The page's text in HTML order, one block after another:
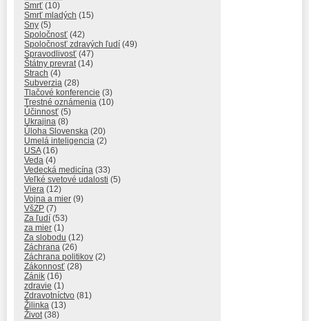
Smrť (10)
Smrť mladých (15)
Sny (5)
Spoločnosť (42)
Spoločnosť zdravých ľudí (49)
Spravodlivosť (47)
Štátny prevrat(14)
Strach (4)
Subverzia (28)
Tlačové konferencie (3)
Trestné oznámenia (10)
Účinnosť (5)
Ukrajina (8)
Úloha Slovenska (20)
Umelá inteligencia (2)
USA(16)
Veda (4)
Vedecká medicína (33)
Veľké svetové udalosti (5)
Viera (12)
Vojna a mier (9)
VšZP (7)
Za ľudí (53)
za mier (1)
Za slobodu (12)
Záchrana (26)
Záchrana politikov (2)
Zákonnosť (28)
Zánik (16)
zdravie (1)
Zdravotníctvo (81)
Žilinka (13)
Život(38)